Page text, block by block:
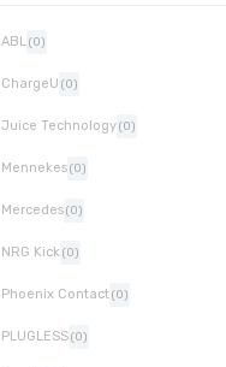
ABL(0)
ChargeU (0)
Juice Technology(0)
Mennekes(0)
Mercedes(0)
NRG Kick(0)
Phoenix Contact(0)
PLUGLESS(0)